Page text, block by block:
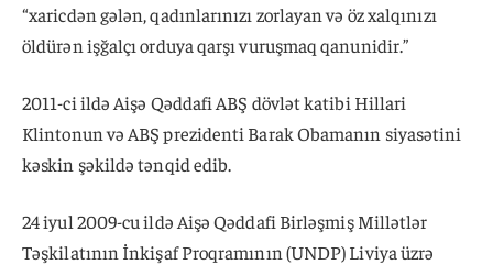
“xaricdən gələn, qadınlarınızı zorlayan və öz xalqınızı
öldürən işğalçı orduya qarşı vuruşmaq qanunidir.”
2011-ci ildə Aişə Qəddafi ABŞ dövlət katibi Hillari
Klintonun və ABŞ prezidenti Barak Obamanın siyasətini
kəskin şəkildə tənqid edib.
24 iyul 2009-cu ildə Aişə Qəddafi Birləşmiş Millətlər
Təşkilatının İnkişaf Proqramının (UNDP) Liviya üzrə